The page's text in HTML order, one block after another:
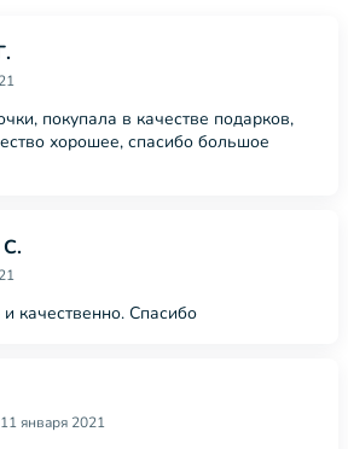
покупала в качестве подарков,
хорошее, спасибо большое
С.
качественно. Спасибо
11 января 2021